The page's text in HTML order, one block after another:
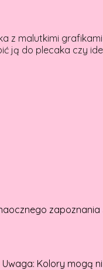
z malutkimi
ją do plecaka czy
Uwaga: Kolory mogą